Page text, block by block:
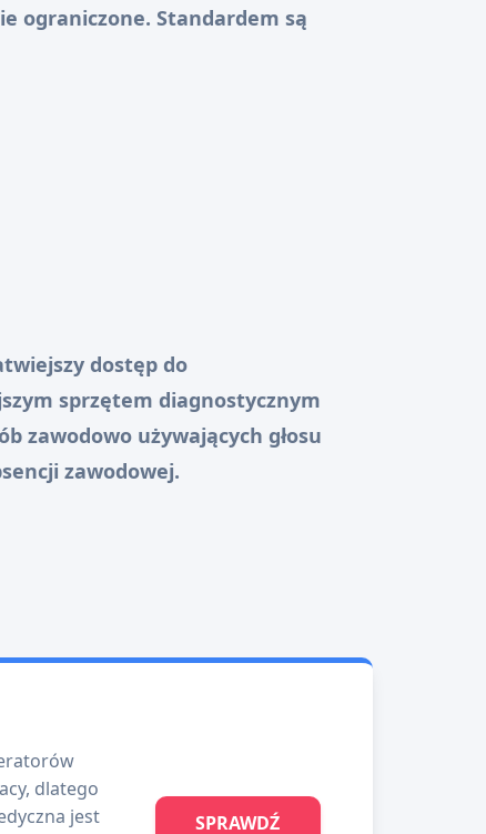
ograniczone. Standardem są
dostęp do
sprzętem diagnostycznym
zawodowo używających głosu
zawodowej.
dlatego
jest
SPRAWDŹ